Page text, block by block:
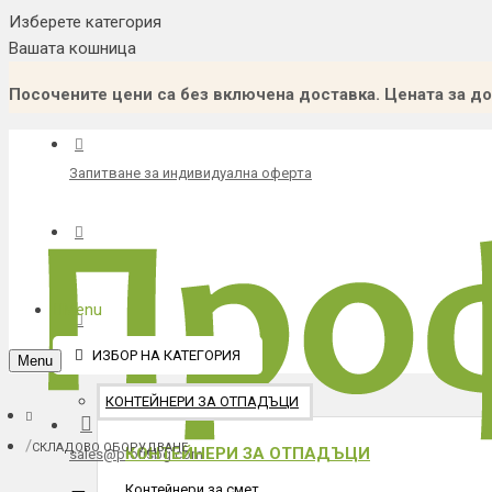
Изберете категория
Вашата кошница
Посочените цени са без включена доставка. Цената за
Запитване за индивидуална оферта
Каталог градска среда
sales@profisbg.com
Menu
ИЗБОР НА КАТЕГОРИЯ
КОНТЕЙНЕРИ ЗА ОТПАДЪЦИ
КОНТЕЙНЕРИ ЗА ОТПАДЪЦИ
Menu
СКЛАДОВО ОБОРУДВАНЕ